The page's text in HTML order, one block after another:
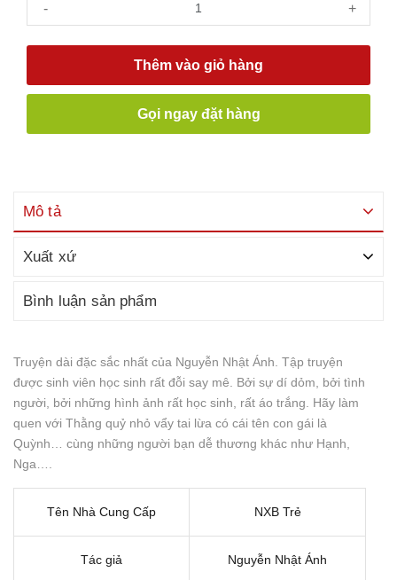
- +
Thêm vào giỏ hàng
Gọi ngay đặt hàng
Mô tả
Xuất xứ
Bình luận sản phẩm
Truyện dài đặc sắc nhất của Nguyễn Nhật Ánh. Tập truyện
được sinh viên học sinh rất đỗi say mê. Bởi sự dí dỏm, bởi tình
người, bởi những hình ảnh rất học sinh, rất áo trắng. Hãy làm
quen với Thằng quỷ nhỏ vẩy tai lừa có cái tên con gái là
Quỳnh… cùng những người bạn dễ thương khác như Hạnh,
Nga….
Tên Nhà Cung Cấp NXB Trẻ
Tác giả Nguyễn Nhật Ánh